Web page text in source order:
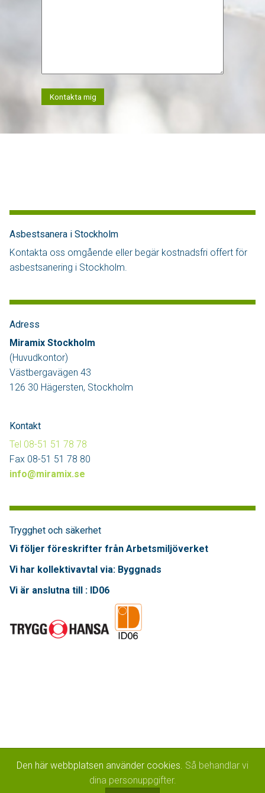
Den här webbplatsen använder cookies. Så behandlar vi
dina personuppgifter.
Kontakta mig
Asbestsanera i Stockholm
Kontakta oss omgående eller begär kostnadsfri offert för
asbestsanering i Stockholm.
Adress
Miramix Stockholm
(Huvudkontor)
Västbergavägen 43
126 30 Hägersten, Stockholm
Kontakt
Tel 08-51 51 78 78
Fax 08-51 51 78 80
info@miramix.se
Trygghet och säkerhet
Vi följer föreskrifter från Arbetsmiljöverket
Vi har kollektivavtal via: Byggnads
Vi är anslutna till : ID06